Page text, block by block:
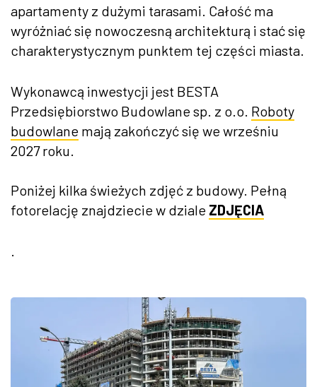
apartamenty z dużymi tarasami. Całość ma
wyróżniać się nowoczesną architekturą i stać się
charakterystycznym punktem tej części miasta.
Wykonawcą inwestycji jest BESTA
Przedsiębiorstwo Budowlane sp. z o.o. Roboty
budowlane mają zakończyć się we wrześniu
2027 roku.
Poniżej kilka świeżych zdjęć z budowy. Pełną
fotorelację znajdziecie w dziale ZDJĘCIA